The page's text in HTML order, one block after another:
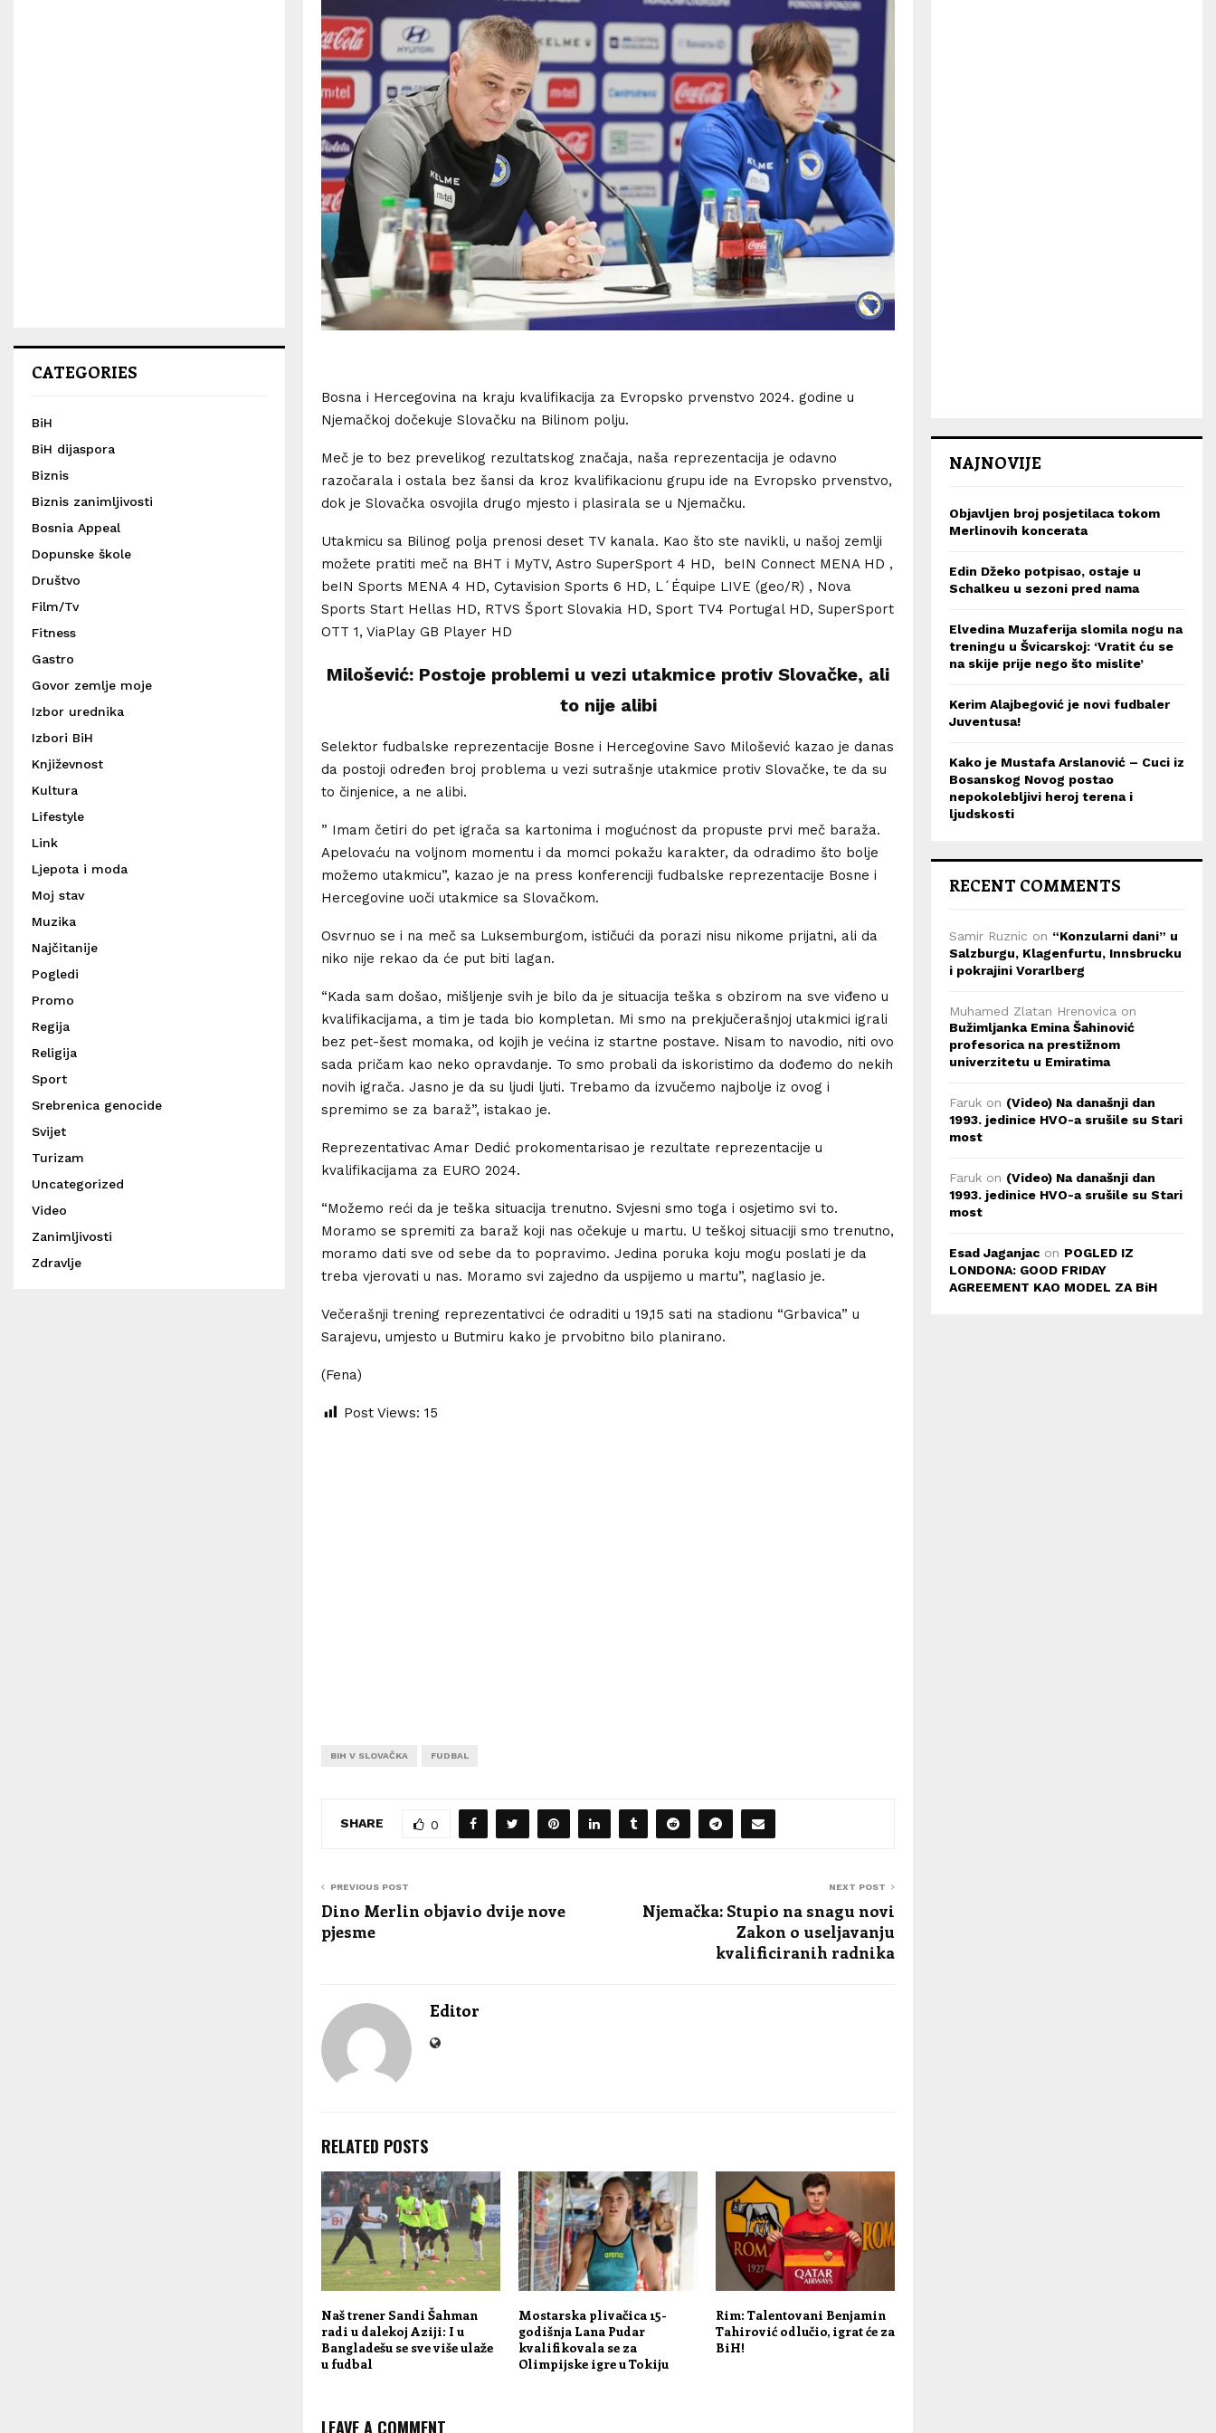
Bosna i Hercegovina na kraju kvalifikacija za Evropsko prvenstvo 2024. godine u
Njemačkoj dočekuje Slovačku na Bilinom polju.
Meč je to bez prevelikog rezultatskog značaja, naša reprezentacija je odavno
razočarala i ostala bez šansi da kroz kvalifikacionu grupu ide na Evropsko prvenstvo,
dok je Slovačka osvojila drugo mjesto i plasirala se u Njemačku.
Utakmicu sa Bilinog polja prenosi deset TV kanala. Kao što ste navikli, u našoj zemlji
možete pratiti meč na BHT i MyTV, Astro SuperSport 4 HD, beIN Connect MENA HD ,
beIN Sports MENA 4 HD, Cytavision Sports 6 HD, L´Équipe LIVE (geo/R) , Nova
Sports Start Hellas HD, RTVS Šport Slovakia HD, Sport TV4 Portugal HD, SuperSport
OTT 1, ViaPlay GB Player HD
Milošević: Postoje problemi u vezi utakmice protiv Slovačke, ali
to nije alibi
Selektor fudbalske reprezentacije Bosne i Hercegovine Savo Milošević kazao je danas
da postoji određen broj problema u vezi sutrašnje utakmice protiv Slovačke, te da su
to činjenice, a ne alibi.
” Imam četiri do pet igrača sa kartonima i mogućnost da propuste prvi meč baraža.
Apelovaću na voljnom momentu i da momci pokažu karakter, da odradimo što bolje
možemo utakmicu”, kazao je na press konferenciji fudbalske reprezentacije Bosne i
Hercegovine uoči utakmice sa Slovačkom.
Osvrnuo se i na meč sa Luksemburgom, ističući da porazi nisu nikome prijatni, ali da
niko nije rekao da će put biti lagan.
“Kada sam došao, mišljenje svih je bilo da je situacija teška s obzirom na sve viđeno u
kvalifikacijama, a tim je tada bio kompletan. Mi smo na prekjučerašnjoj utakmici igrali
bez pet-šest momaka, od kojih je većina iz startne postave. Nisam to navodio, niti ovo
sada pričam kao neko opravdanje. To smo probali da iskoristimo da dođemo do nekih
novih igrača. Jasno je da su ljudi ljuti. Trebamo da izvučemo najbolje iz ovog i
spremimo se za baraž”, istakao je.
Reprezentativac Amar Dedić prokomentarisao je rezultate reprezentacije u
kvalifikacijama za EURO 2024.
“Možemo reći da je teška situacija trenutno. Svjesni smo toga i osjetimo svi to.
Moramo se spremiti za baraž koji nas očekuje u martu. U teškoj situaciji smo trenutno,
moramo dati sve od sebe da to popravimo. Jedina poruka koju mogu poslati je da
treba vjerovati u nas. Moramo svi zajedno da uspijemo u martu”, naglasio je.
Večerašnji trening reprezentativci će odraditi u 19,15 sati na stadionu “Grbavica” u
Sarajevu, umjesto u Butmiru kako je prvobitno bilo planirano.
(Fena)
Post Views: 15
BIH V SLOVAČKA FUDBAL
SHARE 0
PREVIOUS POST
Dino Merlin objavio dvije nove
pjesme
NEXT POST
Njemačka: Stupio na snagu novi
Zakon o useljavanju
kvalificiranih radnika
Editor
RELATED POSTS
Naš trener Sandi Šahman
radi u dalekoj Aziji: I u
Bangladešu se sve više ulaže
u fudbal
Mostarska plivačica 15-
godišnja Lana Pudar
kvalifikovala se za
Olimpijske igre u Tokiju
Rim: Talentovani Benjamin
Tahirović odlučio, igrat će za
BiH!
LEAVE A COMMENT
CATEGORIES
BiH
BiH dijaspora
Biznis
Biznis zanimljivosti
Bosnia Appeal
Dopunske škole
Društvo
Film/Tv
Fitness
Gastro
Govor zemlje moje
Izbor urednika
Izbori BiH
Književnost
Kultura
Lifestyle
Link
Ljepota i moda
Moj stav
Muzika
Najčitanije
Pogledi
Promo
Regija
Religija
Sport
Srebrenica genocide
Svijet
Turizam
Uncategorized
Video
Zanimljivosti
Zdravlje
NAJNOVIJE
Objavljen broj posjetilaca tokom
Merlinovih koncerata
Edin Džeko potpisao, ostaje u
Schalkeu u sezoni pred nama
Elvedina Muzaferija slomila nogu na
treningu u Švicarskoj: ‘Vratit ću se
na skije prije nego što mislite’
Kerim Alajbegović je novi fudbaler
Juventusa!
Kako je Mustafa Arslanović – Cuci iz
Bosanskog Novog postao
nepokolebljivi heroj terena i
ljudskosti
RECENT COMMENTS
Samir Ruznic on “Konzularni dani” u
Salzburgu, Klagenfurtu, Innsbrucku
i pokrajini Vorarlberg
Muhamed Zlatan Hrenovica on
Bužimljanka Emina Šahinović
profesorica na prestižnom
univerzitetu u Emiratima
Faruk on (Video) Na današnji dan
1993. jedinice HVO-a srušile su Stari
most
Faruk on (Video) Na današnji dan
1993. jedinice HVO-a srušile su Stari
most
Esad Jaganjac on POGLED IZ
LONDONA: GOOD FRIDAY
AGREEMENT KAO MODEL ZA BiH